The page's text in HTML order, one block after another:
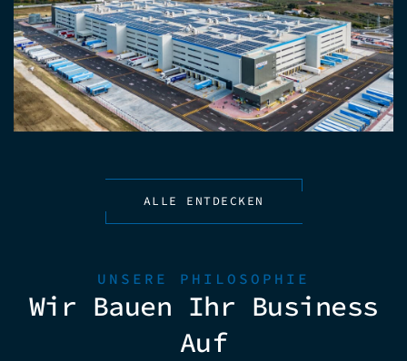
ALLE ENTDECKEN
UNSERE PHILOSOPHIE
Wir Bauen Ihr Business
Auf